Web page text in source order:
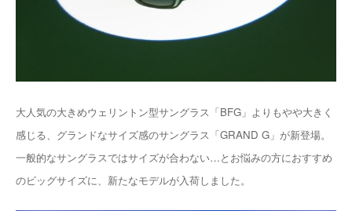
大人気の大きめウェリントン型サングラス「BFG」よりもやや大きく
感じる、グランドなサイズ感のサングラス「GRAND G」が新登場。
一般的なサングラスではサイズが合わない…とお悩みの方におすすめ
のビッグサイズに、新たなモデルが入荷しました。